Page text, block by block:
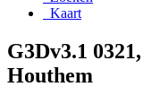
Kaart
G3Dv3.1
Houthem